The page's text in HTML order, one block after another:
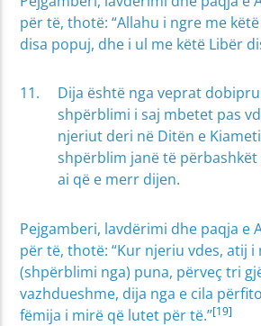
për të, thotë: “Allahu i ngre me
disa popuj, dhe i ul me këtë Libër
Dija është nga veprat
shpërblimi i saj mbetet pas
njeriut deri në Ditën e
shpërblim janë të
ai që e merr dijen.
Pejgamberi, lavdërimi dhe paqja e
për të, thotë: “Kur njeriu vdes, atij
(shpërblimi nga) puna, përveç tri
vazhdueshme, dija nga e cila
fëmija i mirë që lutet për të.”[19]